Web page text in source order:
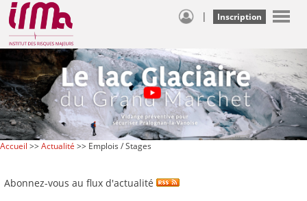
| Inscription
Accueil >>Actualité >> Emplois / Stages
Abonnez-vous au flux d'actualité